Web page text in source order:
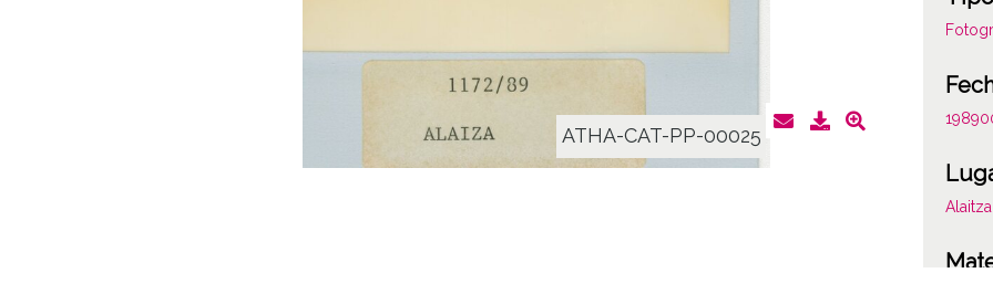
ATHA-CAT-PP-00025